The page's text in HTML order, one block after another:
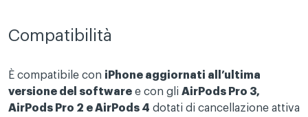
Compatibilità
È compatibile con iPhone aggiornati all’ultima
versione del software e con gli AirPods Pro 3,
AirPods Pro 2 e AirPods 4 dotati di cancellazione attiva